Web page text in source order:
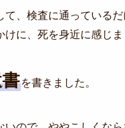
て、検査に通っている
けに、死を身近に感じま
を書きました。